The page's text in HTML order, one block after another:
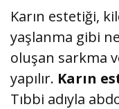
Karın estetiği,
yaşlanma gibi
oluşan sarkma
yapılır. Karın
Tıbbi adıyla